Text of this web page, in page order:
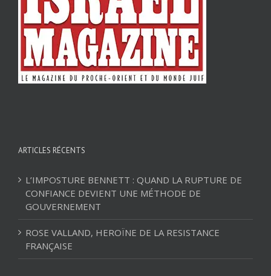
ARTICLES RÉCENTS
L’IMPOSTURE BENNETT : QUAND LA RUPTURE DE
CONFIANCE DEVIENT UNE MÉTHODE DE
GOUVERNEMENT
ROSE VALLAND, HEROÏNE DE LA RESISTANCE
FRANÇAISE